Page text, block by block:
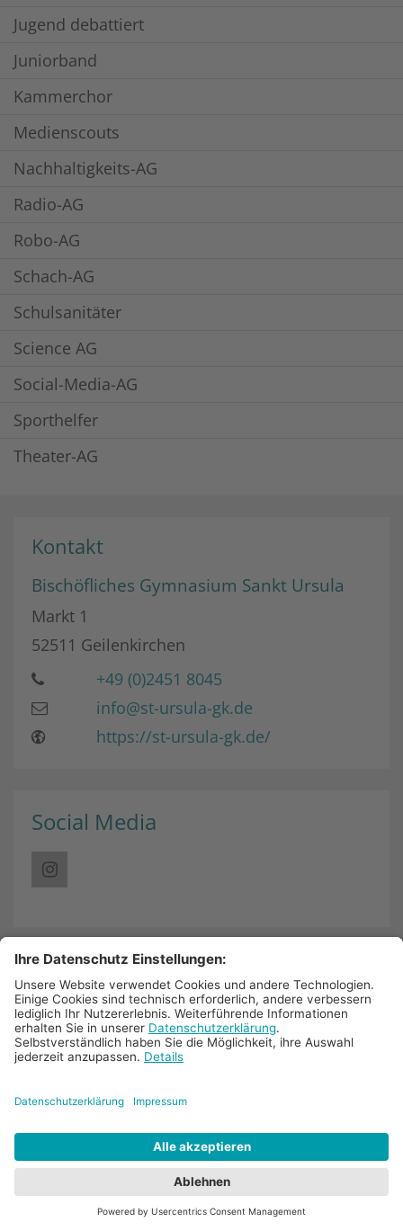
Jugend debattiert
Juniorband
Kammerchor
Medienscouts
Nachhaltigkeits-AG
Radio-AG
Robo-AG
Schach-AG
Schulsanitäter
Science AG
Social-Media-AG
Sporthelfer
Theater-AG
Kontakt
Bischöfliches Gymnasium Sankt Ursula
Markt 1
52511 Geilenkirchen
+49 (0)2451 8045
info@st-ursula-gk.de
https://st-ursula-gk.de/
Social Media
Links
Nachrichtenblog
Pressestimmen